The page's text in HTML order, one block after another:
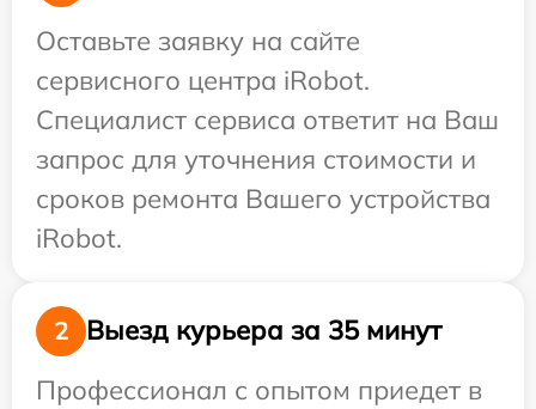
Оставьте заявку на сайте
сервисного центра iRobot.
Специалист сервиса ответит на Ваш
запрос для уточнения стоимости и
сроков ремонта Вашего устройства
iRobot.
2
Выезд курьера за 35 минут
Профессионал с опытом приедет в